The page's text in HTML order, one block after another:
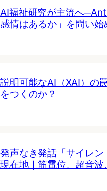
AI福祉研究が主流へ
感情はあるか」を問い始
説明可能なAI（XAI）の
をつくのか？
発声なき発話「サイレ
現在地｜筋電位、超音